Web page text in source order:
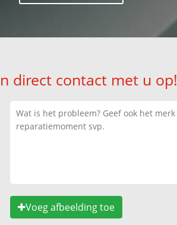
direct contact met u op!
Voeg afbeelding toe